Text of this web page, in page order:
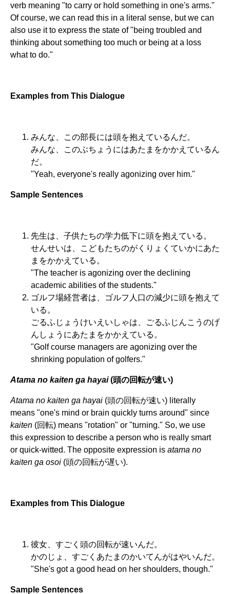
verb meaning "to carry or hold something in one's arms."
Of course, we can read this in a literal sense, but we can
also use it to express the state of "being troubled and
thinking about something too much or being at a loss
what to do."
Examples from This Dialogue
みんな、この部長には頭を抱えているんだ。
みんな、このぶちょうにはあたまをかかえているん
だ。
"Yeah, everyone's really agonizing over him."
Sample Sentences
先生は、子供たちの学力低下に頭を抱えている。
せんせいは、こどもたちのがくりょくていかにあた
まをかかえている。
"The teacher is agonizing over the declining
academic abilities of the students."
ゴルフ場経営者は、ゴルフ人口の減少に頭を抱えて
いる。
ごるふじょうけいえいしゃは、ごるふじんこうのげ
んしょうにあたまをかかえている。
"Golf course managers are agonizing over the
shrinking population of golfers."
Atama no kaiten ga hayai(頭の回転が速い)
Atama no kaiten ga hayai (頭の回転が速い) literally
means "one's mind or brain quickly turns around" since
kaiten (回転) means "rotation" or "turning." So, we use
this expression to describe a person who is really smart
or quick-witted. The opposite expression is atama no
kaiten ga osoi (頭の回転が遅い).
Examples from This Dialogue
彼女、すごく頭の回転が速いんだ。
かのじょ、すごくあたまのかいてんがはやいんだ。
"She's got a good head on her shoulders, though."
Sample Sentences